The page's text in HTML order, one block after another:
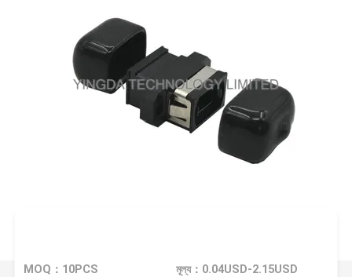
MOQ：10PCS মূল্য：0.04USD-2.15USD